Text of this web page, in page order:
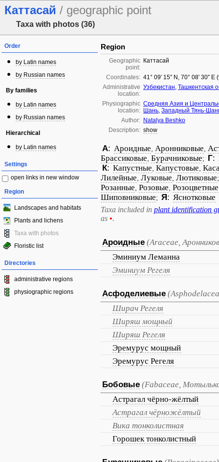
Каттасай / geographic point
Taxa with photos (36)
Order
by Latin names
by Russian names
By families
by Latin names
by Russian names
Hierarchical
by Latin names
Settings
open links in new window
Region
Landscapes and habitats
Plants and lichens
Taxa with photos
Floristic list
Directories
administrative regions
physiographic regions
Region
Geographic
point:
Каттасай
Coordinates: 41° 09′ 15″ N, 70° 08′ 30″
Administrative
location:
Узбекистан, Ташкентская
Physiographic
location:
Средняя Азия и
Шань, Западный Тянь-
Author: Natalya Beshko
Description: show
А: Ароидные Аронниковые
Брассиковые Бурачниковые; Г:
К: Капустные Капустовые
Лилейные Луковые Лютиковые
Розанные Розовые Розоцветные
Шиповниковые; Я: Яснотковые
Taxa included in plant identification
as •.
Ароидные (Araceae,
Эминиум Леманна
Эминиум Регеля
Асфоделиевые
Ширач Регеля
Ширяш мощный
Ширяш Регеля
Эремурус мощный
Эремурус Регеля
Бобовые (Fabaceae,
Астрагал чёрно-жёлтый
Астрагал чёрножёлтый
Вика тонколистная
Горошек тонколистный